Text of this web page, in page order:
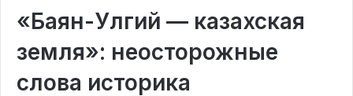
«Баян-Улгий — казахская
земля»: неосторожные
слова историка